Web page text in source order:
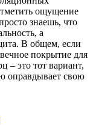
ощущение
знаешь, что
а
В общем, если
покрытие для
это тот вариант,
оправдывает свою